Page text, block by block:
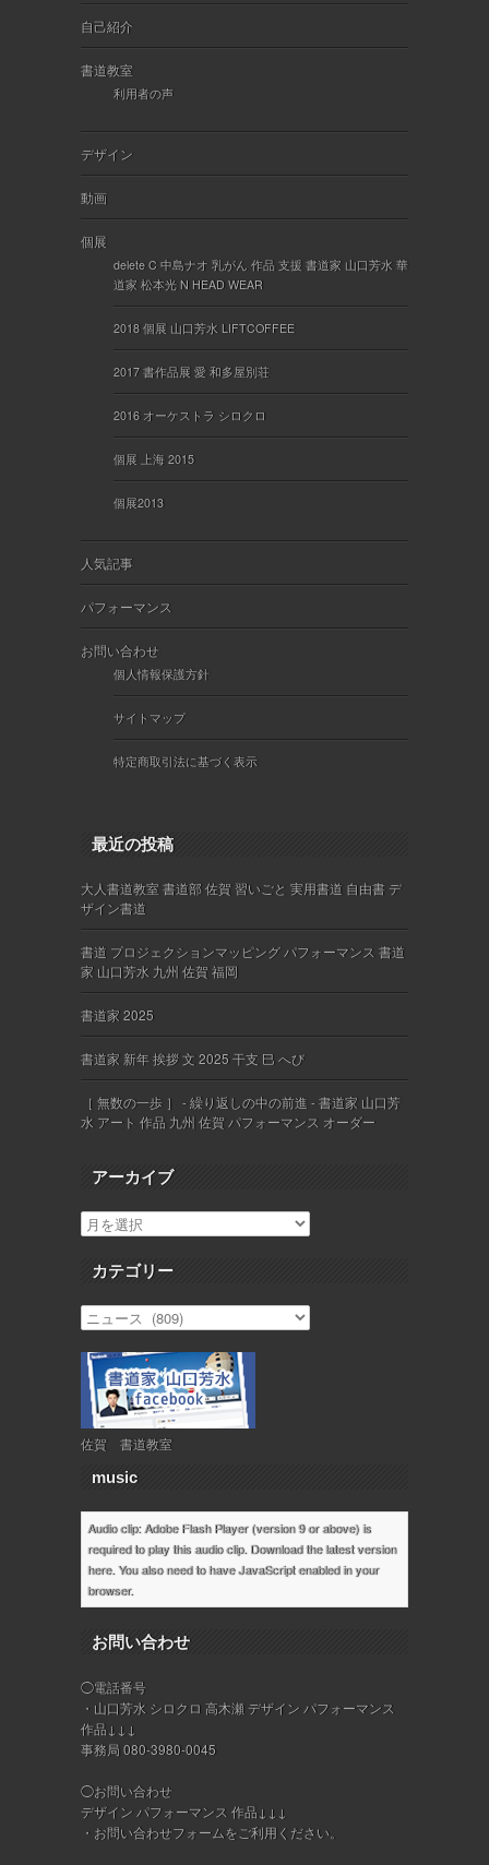
自己紹介
書道教室
利用者の声
デザイン
動画
個展
delete C 中島ナオ 乳がん 作品 支援 書道家 山口芳水 華
道家 松本光 N HEAD WEAR
2018 個展 山口芳水 LIFTCOFFEE
2017 書作品展 愛 和多屋別荘
2016 オーケストラ シロクロ
個展 上海 2015
個展2013
人気記事
パフォーマンス
お問い合わせ
個人情報保護方針
サイトマップ
特定商取引法に基づく表示
最近の投稿
大人書道教室 書道部 佐賀 習いごと 実用書道 自由書 デ
ザイン書道
書道 プロジェクションマッピング パフォーマンス 書道
家 山口芳水 九州 佐賀 福岡
書道家 2025
書道家 新年 挨拶 文 2025 干支 巳 へび
［ 無数の一歩 ］ - 繰り返しの中の前進 - 書道家 山口芳
水 アート 作品 九州 佐賀 パフォーマンス オーダー
アーカイブ
カテゴリー
佐賀 書道教室
music
Audio clip: Adobe Flash Player (version 9 or above) is
required to play this audio clip. Download the latest version
here. You also need to have JavaScript enabled in your
browser.
お問い合わせ
◯電話番号
・山口芳水 シロクロ 高木瀬 デザイン パフォーマンス
作品↓↓↓
事務局 080-3980-0045
◯お問い合わせ
デザイン パフォーマンス 作品↓↓↓
・ お問い合わせフォームをご利用ください。